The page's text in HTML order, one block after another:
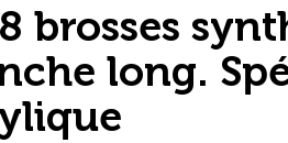
brosses
long.